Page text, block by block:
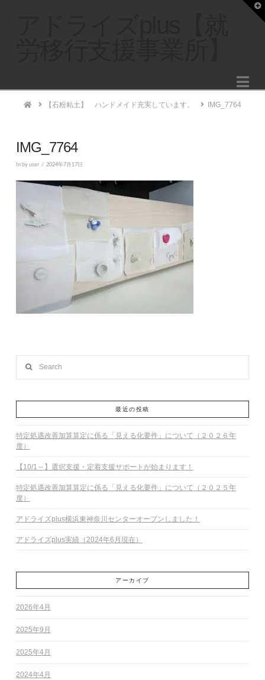
Home【石粉粘土】 ハンドメイド充実しています。 IMG_7764
IMG_7764
In by user 2024年7月17日
最近の投稿
特定処遇改善加算算定に係る「見える化要件」について（２０２６年
度）
【10/1～】選択支援・定着支援サポートが始まります！
特定処遇改善加算算定に係る「見える化要件」について（２０２５年
度）
アドライズplus横浜東神奈川センターオープンしました！
アドライズplus実績（2024年6月現在）
アーカイブ
2026年4月
2025年9月
2025年4月
2024年4月